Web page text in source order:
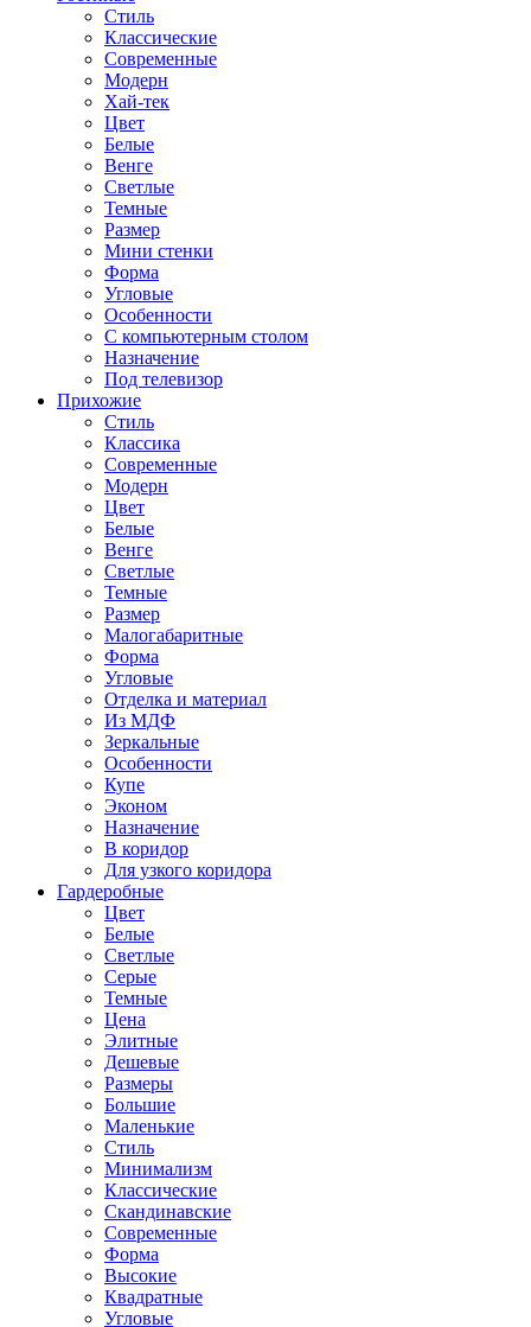
Стиль
Классические
Современные
Модерн
Хай-тек
Цвет
Белые
Венге
Светлые
Темные
Размер
Мини стенки
Форма
Угловые
Особенности
С компьютерным столом
Назначение
Под телевизор
Прихожие
Стиль
Классика
Современные
Модерн
Цвет
Белые
Венге
Светлые
Темные
Размер
Малогабаритные
Форма
Угловые
Отделка и материал
Из МДФ
Зеркальные
Особенности
Купе
Эконом
Назначение
В коридор
Для узкого коридора
Гардеробные
Цвет
Белые
Светлые
Серые
Темные
Цена
Элитные
Дешевые
Размеры
Большие
Маленькие
Стиль
Минимализм
Классические
Скандинавские
Современные
Форма
Высокие
Квадратные
Угловые